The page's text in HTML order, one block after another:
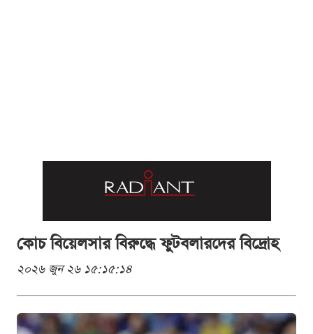
কোচ বিয়েলসার বিরুদ্ধে ফুটবলারদের বিদ্রোহ
২০২৬ জুন ২৬ ১৫:১৫:১৪